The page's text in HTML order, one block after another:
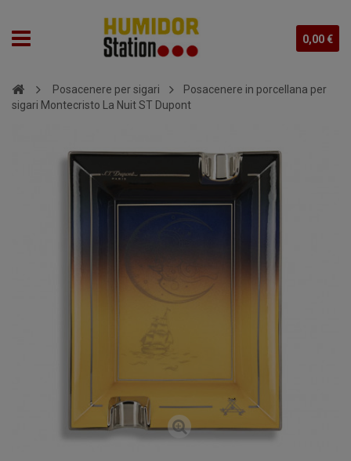
0,00 €
Posacenere per sigari
Posacenere in porcellana per
sigari Montecristo La Nuit ST Dupont